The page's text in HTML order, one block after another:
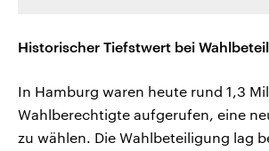
Historischer Tiefstwert bei
In Hamburg waren heute rund 1,3
Wahlberechtigte aufgerufen, eine
zu wählen. Die Wahlbeteiligung lag